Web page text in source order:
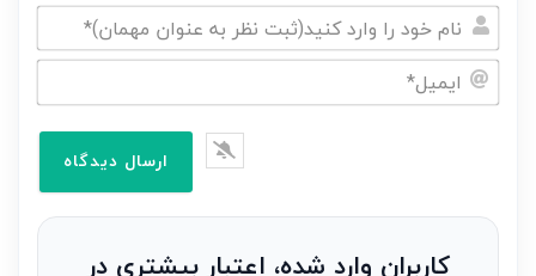
نام
خود
نظر
کاربران وارد شده، اعتبار بیشتری در